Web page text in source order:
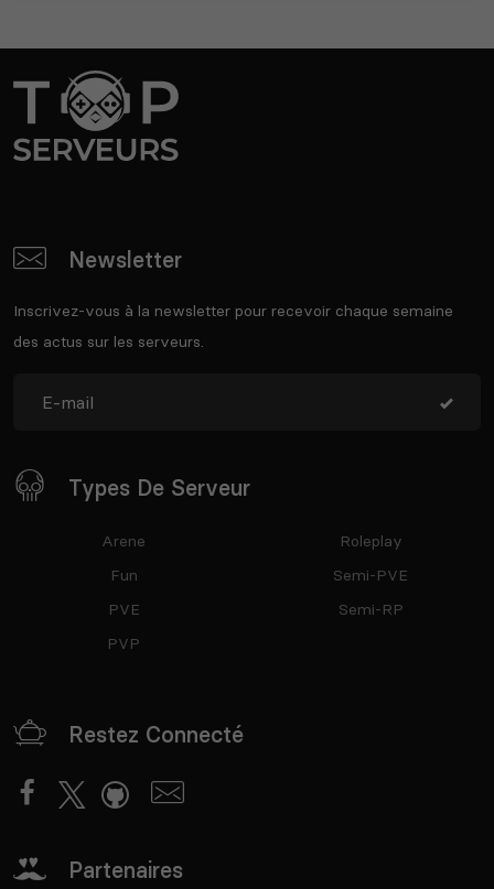
Newsletter
Inscrivez-vous à la newsletter pour recevoir chaque semaine
des actus sur les serveurs.
Types De Serveur
Arene
Fun
PVE
PVP
Roleplay
Semi-PVE
Semi-RP
Restez Connecté
Partenaires